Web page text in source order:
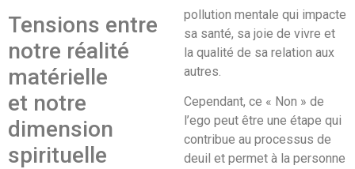
Tensions entre
notre réalité
matérielle
et notre
dimension
spirituelle
pollution mentale qui impacte
sa santé, sa joie de vivre et
la qualité de sa relation aux
autres.
Cependant, ce « Non » de
l’ego peut être une étape qui
contribue au processus de
deuil et permet à la personne